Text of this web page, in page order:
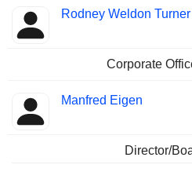
Rodney Weldon Turner
Corporate
Manfred Eigen
Director/